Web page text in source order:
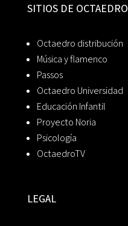
SITIOS DE OCTAEDRO
Octaedro distribución
Música y flamenco
Passos
Octaedro Universidad
Educación Infantil
Proyecto Noria
Psicología
OctaedroTV
LEGAL